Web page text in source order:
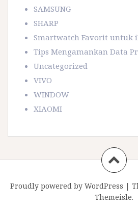
SAMSUNG
SHARP
Smartwatch Favorit untuk
Tips Mengamankan Data
Uncategorized
VIVO
WINDOW
XIAOMI
Proudly powered by WordPress |
Themeisle.